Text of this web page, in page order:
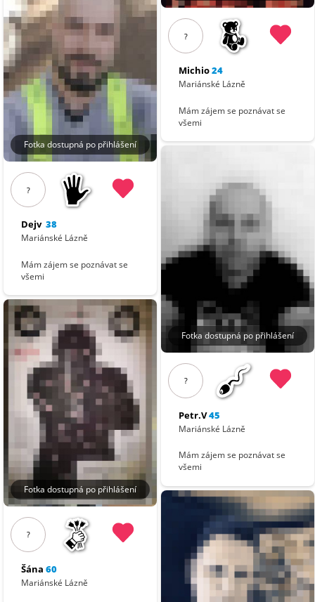
Fotka dostupná po přihlášení
?
Dejv 38
Mariánské Lázně
Mám zájem se poznávat se
všemi
Fotka dostupná po přihlášení
?
Šána 60
Mariánské Lázně
?
Michio24
Mariánské Lázně
Mám zájem se poznávat se
všemi
Fotka dostupná po přihlášení
?
Petr.V45
Mariánské Lázně
Mám zájem se poznávat se
všemi